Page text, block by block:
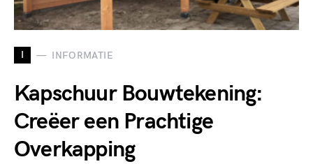
I INFORMATIE
Kapschuur Bouwtekening:
Creëer een Prachtige
Overkapping